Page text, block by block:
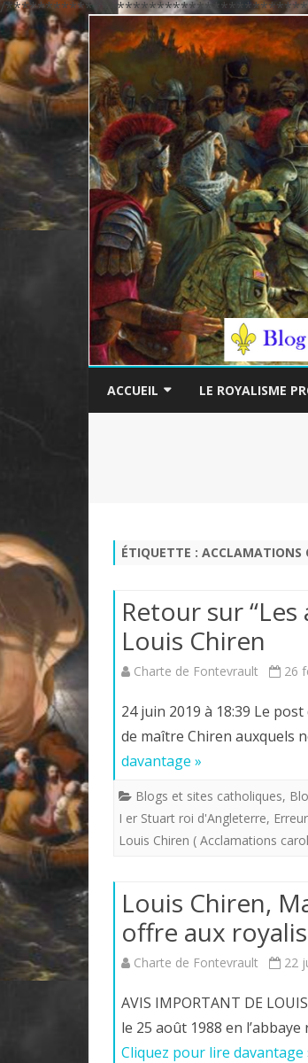
/
ACCUEIL LE ROYALISME
ÉTIQUETTE : ACCLAMATIONS
Retour sur
Louis Chiren
Charte de Fontevrault 26
24 juin 2019 à 18:39 Le
de maître Chiren auxquels
davantage »
Blogs et sites catholiques,
I er Stuart roi d'Angleterre,
Louis Chiren ( Acclamations
Louis Chiren,
offre aux
Charte de Fontevrault 22
AVIS IMPORTANT DE
le 25 août 1988 en
Cliquez pour lire davantage